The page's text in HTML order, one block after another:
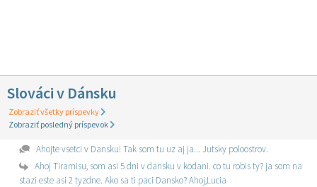
Slováci v Dánsku
Zobraziť všetky príspevky
Zobraziť posledný príspevok
Ahojte vsetci v Dansku! Tak som tu uz aj ja... Jutsky poloostrov.
Ahoj Tiramisu, som asi 5 dni v dansku v kodani. co tu robis ty? ja som na
stazi este asi 2 tyzdne. Ako sa ti paci Dansko? Ahoj,Lucia